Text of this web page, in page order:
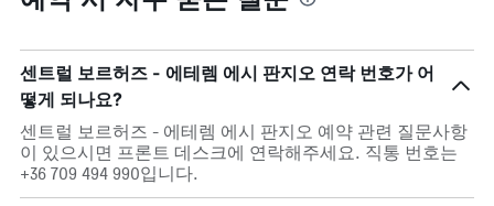
센트럴 보르허즈 - 에테렘 에시 판지오 연락 번호가 어
떻게 되나요?
센트럴 보르허즈 - 에테렘 에시 판지오 예약 관련 질문사항
이 있으시면 프론트 데스크에 연락해주세요. 직통 번호는
+36 709 494 990입니다.